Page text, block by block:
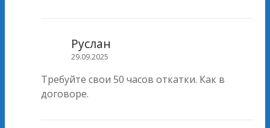
Руслан
29.09.2025
Требуйте свои 50 часов откатки. Как в
договоре.